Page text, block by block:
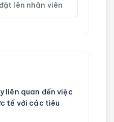
lên nhân viên
liên quan đến việc
tế với các tiêu